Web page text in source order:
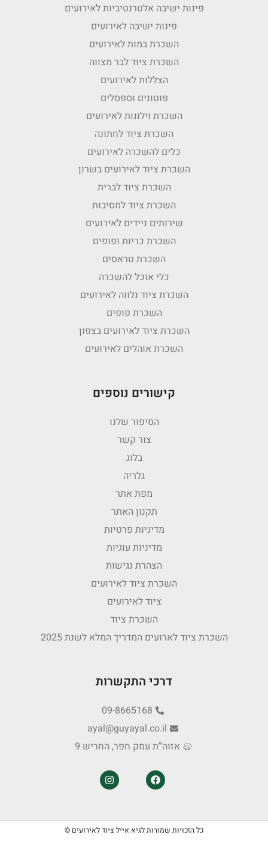
פינות ישיבה אלטרנטיביות לאירועים
פינות ישיבה לאירועים
השכרת במות לאירועים
השכרת ציוד לבר מצווה
הצללות לאירועים
פוטונים וספסלים
השכרת וילונות לאירועים
השכרת ציוד לחתונה
כלים להשכרה לאירועים
השכרת ציוד לאירועים בשרון
השכרת ציוד לברית
השכרת ציוד למסיבות
שירותים ניידים לאירועים
השכרת כריות ופופים
השכרת טראסים
כלי אוכל להשכרה
השכרת ציוד נלווה לאירועים
השכרת פופים
השכרת ציוד לאירועים בצפון
השכרת אוהלים לאירועים
קישורים נוספים
הסיפור שלנו
צור קשר
בלוג
גלריה
מפת אתר
תקנון האתר
מדיניות פרטיות
מדיניות עוגיות
הצהרת נגישות
השכרת ציוד לאירועים
ציוד לאירועים
השכרת ציוד
השכרת ציוד לארועים המדריך המלא לשנת 2025
דרכי התקשרות
09-8665168
ayal@guyayal.co.il
אזוה”ת עמק חפר, החריש 9
כל הזכויות שמורות לגיא אייל ציוד לאירועים ©